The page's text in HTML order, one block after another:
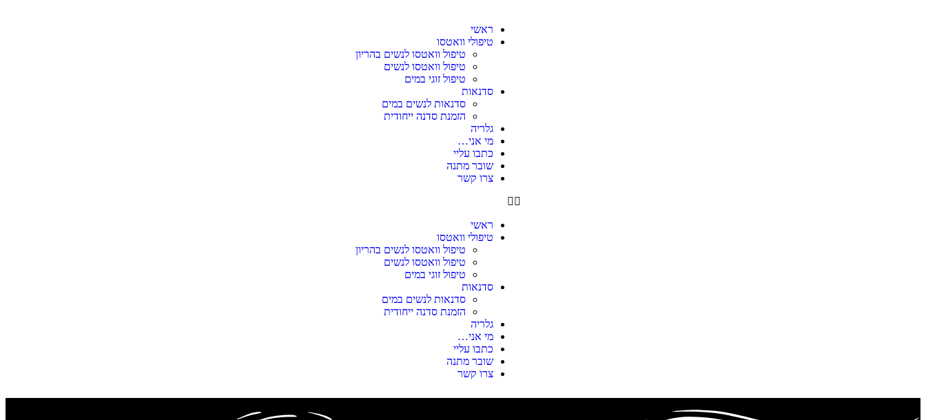
ראשי
טיפולי וואטסו
טיפול וואטסו לנשים בהריון
טיפול וואטסו לנשים
טיפול זוגי במים
סדנאות
סדנאות לנשים במים
הזמנת סדנה ייחודית
גלריה
מי אני…
כתבו עליי
שובר מתנה
צרו קשר
ראשי
טיפולי וואטסו
טיפול וואטסו לנשים בהריון
טיפול וואטסו לנשים
טיפול זוגי במים
סדנאות
סדנאות לנשים במים
הזמנת סדנה ייחודית
גלריה
מי אני…
כתבו עליי
שובר מתנה
צרו קשר